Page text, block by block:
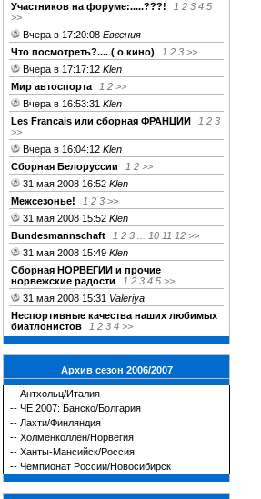
Участников на форуме:.....???!
1 2 3 4 5
>>
Вчера в 17:20:08 Евгения
Что посмотреть?.... ( о кино)
1 2 3 >>
Вчера в 17:17:12 Klen
Мир автоспорта
1 2 >>
Вчера в 16:53:31 Klen
Les Franсais или сборная ФРАНЦИИ
1 2 3
>>
Вчера в 16:04:12 Klen
Сборная Белоруссии
1 2 >>
31 мая 2008 16:52 Klen
Межсезонье!
1 2 3 >>
31 мая 2008 15:52 Klen
Bundesmannschaft
1 2 3 10 11 12 >>
31 мая 2008 15:49 Klen
Сборная НОРВЕГИИ и прочие
норвежские радости
1 2 3 4 5 >>
31 мая 2008 15:31 Valeriya
Неспортивные качества наших любимых
биатлонистов
1 2 3 4 >>
Архив сезон 2006/2007
-- Антхольц/Италия
-- ЧЕ 2007: Банско/Болгария
-- Лахти/Финляндия
-- Холменколлен/Норвегия
-- Ханты-Мансийск/Россия
-- Чемпионат России/Новосибирск